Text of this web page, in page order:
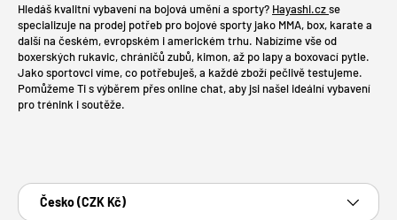
Hledáš kvalitní vybavení na bojová umění a sporty? Hayashi.czse
specializuje na prodej potřeb pro bojové sporty jako MMA, box, karate a
další na českém, evropském i americkém trhu. Nabízíme vše od
boxerských rukavic, chráničů zubů, kimon, až po lapy a boxovací pytle.
Jako sportovci víme, co potřebuješ, a každé zboží pečlivě testujeme.
Pomůžeme Ti s výběrem přes online chat, aby jsi našel ideální vybavení
pro trénink i soutěže.
Země
Česko (CZK Kč)